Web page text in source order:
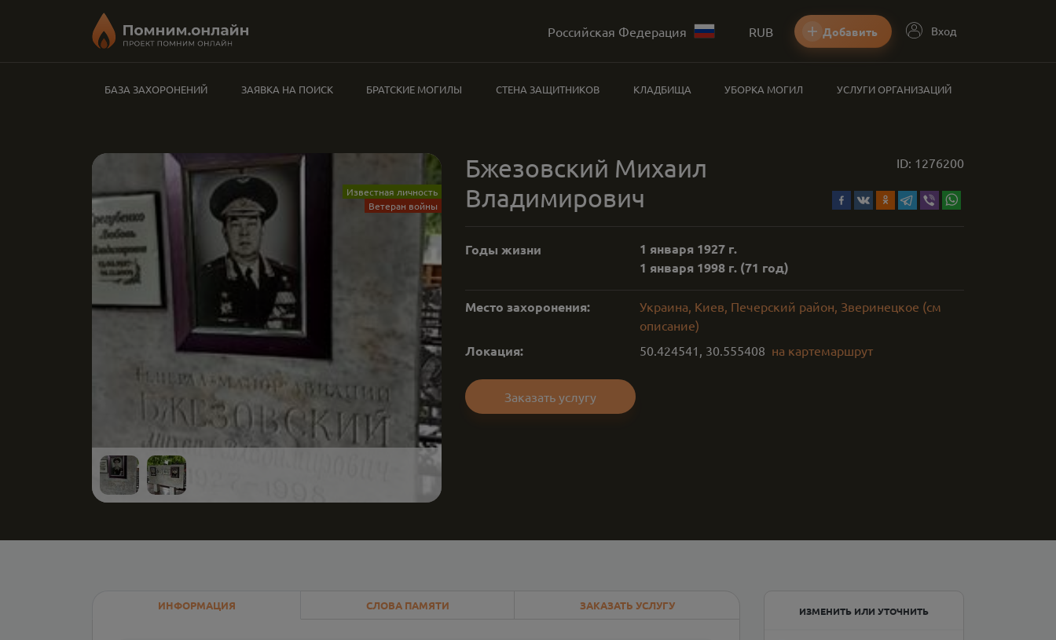
Российская Федерация RUB Добавить Вход
БАЗА ЗАХОРОНЕНИЙ ЗАЯВКА НА ПОИСК БРАТСКИЕ МОГИЛЫ СТЕНА ЗАЩИТНИКОВ КЛАДБИЩА УБОРКА МОГИЛ УСЛУГИ ОРГАНИЗАЦИЙ
Известная личность
Ветеран войны
Бжезовский Михаил
Владимирович
ID: 1276200
Годы жизни
1 января 1927 г.
1 января 1998 г. (71 год)
Место захоронения:
Украина, Киев, Печерский район, Зверинецкое (см
описание)
Локация: 50.424541 , 30.555408 на картемаршрут
Заказать услугу
ИНФОРМАЦИЯ СЛОВА ПАМЯТИ ЗАКАЗАТЬ УСЛУГУ ИЗМЕНИТЬ ИЛИ УТОЧНИТЬ